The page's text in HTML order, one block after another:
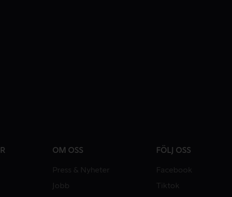
OM OSS
Press & Nyheter
Jobb
FÖLJ OSS
Facebook
Tiktok